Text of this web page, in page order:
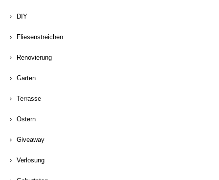
DIY
Fliesenstreichen
Renovierung
Garten
Terrasse
Ostern
Giveaway
Verlosung